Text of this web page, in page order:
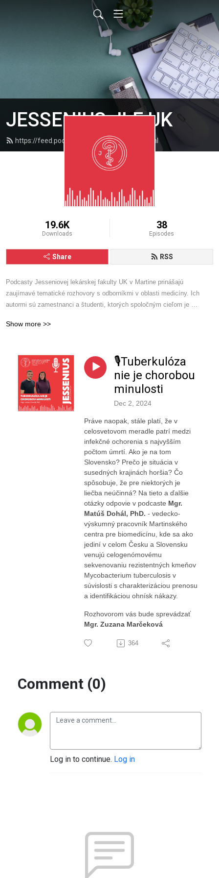
JESSENIUS JLF UK
https://feed.podbean.com/jessenius/feed.xml
19.6K
Downloads
38
Episodes
Share RSS
Podcasty Jesseniovej lekárskej fakulty UK v Martine prinášajú
zaujímavé tematické rozhovory s odborníkmi v oblasti medicíny. Ich
autormi sú zamestnanci a študenti, ktorých spoločným cieľom je
i doposiaľ neprebádaných horizontoch modernej medicíny.
Show more >>
🎙️Tuberkulóza
nie je chorobou
minulosti
Dec 2, 2024
Práve naopak, stále platí, že v
celosvetovom meradle patrí medzi
infekčné ochorenia s najvyšším
počtom úmrtí. Ako je na tom
Slovensko? Prečo je situácia v
susedných krajinách horšia? Čo
spôsobuje, že pre niektorých je
liečba neúčinná? Na tieto a ďalšie
otázky odpovie v podcaste Mgr.
Matúš Dohál, PhD. - vedecko-
výskumný pracovník Martinského
centra pre biomedicínu, kde sa ako
jediní v celom Česku a Slovensku
venujú celogenómovému
sekvenovaniu rezistentných kmeňov
Mycobacterium tuberculosis v
súvislosti s charakterizáciou prenosu
a identifikáciou ohnísk nákazy.
Rozhovorom vás bude sprevádzať
Mgr. Zuzana Marčeková
364
Comment (0)
Log in to continue. Log in